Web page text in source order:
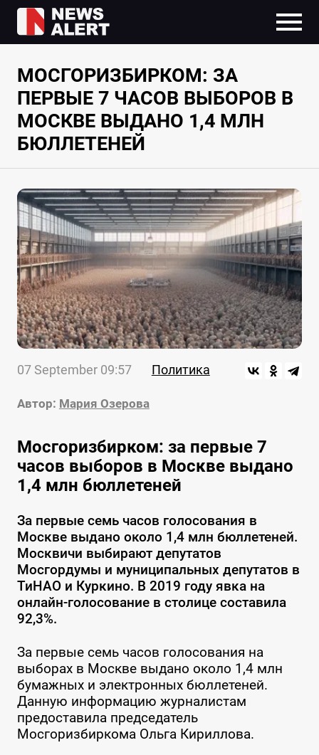
МОСГОРИЗБИРКОМ: ЗА
ПЕРВЫЕ 7 ЧАСОВ ВЫБОРОВ В
МОСКВЕ ВЫДАНО 1,4 МЛН
БЮЛЛЕТЕНЕЙ
07 September 09:57 Политика
Автор: Мария Озерова
Мосгоризбирком: за первые 7
часов выборов в Москве выдано
1,4 млн бюллетеней
За первые семь часов голосования в
Москве выдано около 1,4 млн бюллетеней.
Москвичи выбирают депутатов
Мосгордумы и муниципальных депутатов в
ТиНАО и Куркино. В 2019 году явка на
онлайн-голосование в столице составила
92,3%.
За первые семь часов голосования на
выборах в Москве выдано около 1,4 млн
бумажных и электронных бюллетеней.
Данную информацию журналистам
предоставила председатель
Мосгоризбиркома Ольга Кириллова.